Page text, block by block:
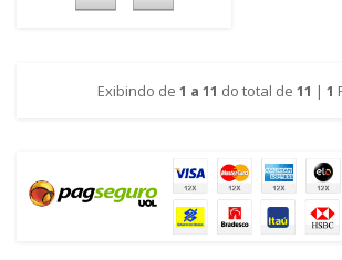
Exibindo de 1 a 11 do total de 11 | 1